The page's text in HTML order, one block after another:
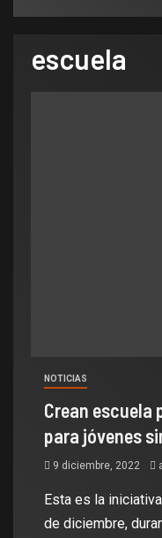
escuela
NOTICIAS
Crean escuela
para jóvenes
9 diciembre, 2022
Esta es la
de diciembre,